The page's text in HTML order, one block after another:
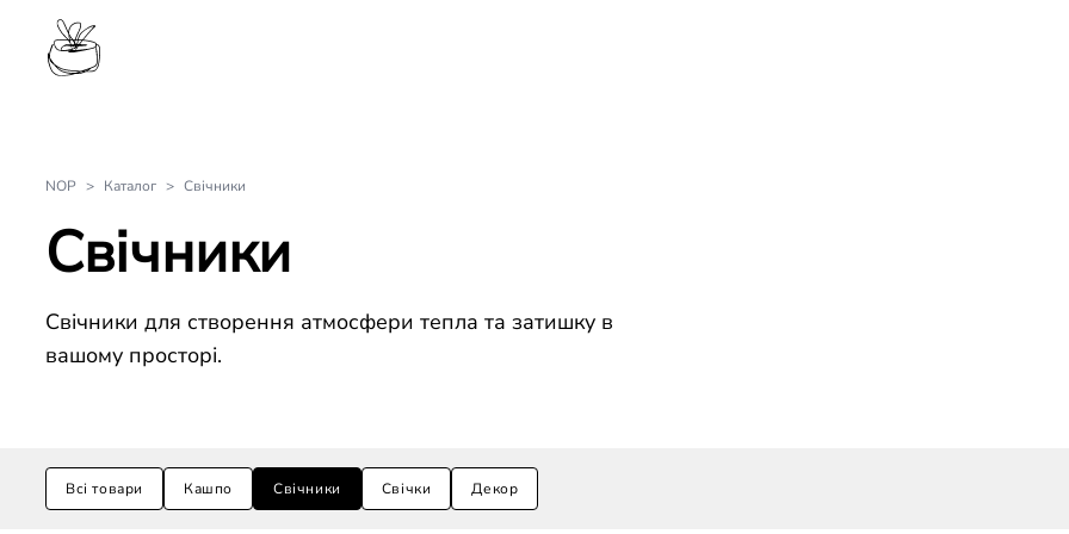
NOP > Каталог > Свічники
Свічники
Свічники для створення атмосфери тепла та затишку в
вашому просторі.
Товари по категоріям:
Всі товари Кашпо Свічники Свічки Декор